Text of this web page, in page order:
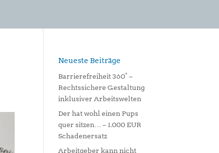
Neueste Beiträge
Barrierefreiheit 360° –
Rechtssichere Gestaltung
inklusiver Arbeitswelten
Der hat wohl einen Pups
quer sitzen… – 1.000 EUR
Schadenersatz
Arbeitgeber kann nicht